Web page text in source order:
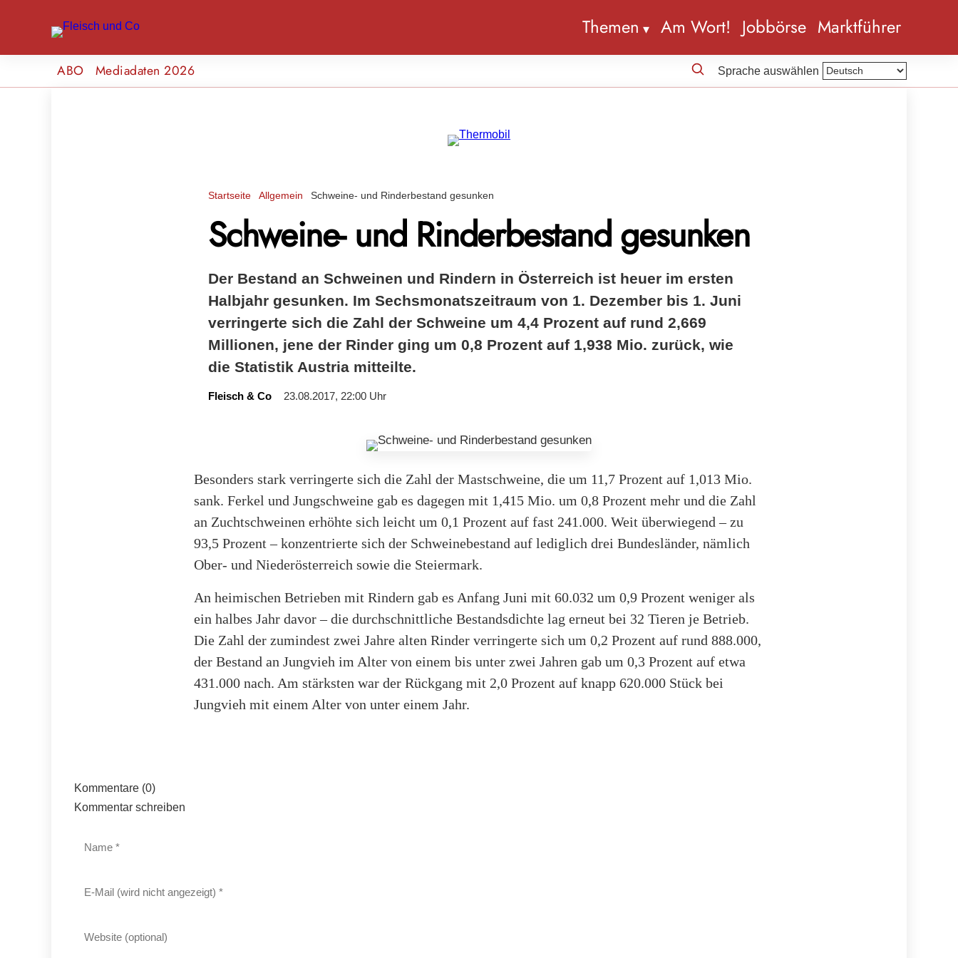
Themen Am Wort! Jobbörse Marktführer
ABO Mediadaten 2026 Sprache auswählen
Startseite Allgemein Schweine- und Rinderbestand gesunken
Schweine- und Rinderbestand gesunken
Der Bestand an Schweinen und Rindern in Österreich ist heuer im ersten
Halbjahr gesunken. Im Sechsmonatszeitraum von 1. Dezember bis 1. Juni
verringerte sich die Zahl der Schweine um 4,4 Prozent auf rund 2,669
Millionen, jene der Rinder ging um 0,8 Prozent auf 1,938 Mio. zurück, wie
die Statistik Austria mitteilte.
Fleisch & Co 23.08.2017, 22:00 Uhr
Besonders stark verringerte sich die Zahl der Mastschweine, die um 11,7 Prozent auf 1,013 Mio.
sank. Ferkel und Jungschweine gab es dagegen mit 1,415 Mio. um 0,8 Prozent mehr und die Zahl
an Zuchtschweinen erhöhte sich leicht um 0,1 Prozent auf fast 241.000. Weit überwiegend – zu
93,5 Prozent – konzentrierte sich der Schweinebestand auf lediglich drei Bundesländer, nämlich
Ober- und Niederösterreich sowie die Steiermark.
An heimischen Betrieben mit Rindern gab es Anfang Juni mit 60.032 um 0,9 Prozent weniger als
ein halbes Jahr davor – die durchschnittliche Bestandsdichte lag erneut bei 32 Tieren je Betrieb.
Die Zahl der zumindest zwei Jahre alten Rinder verringerte sich um 0,2 Prozent auf rund 888.000,
der Bestand an Jungvieh im Alter von einem bis unter zwei Jahren gab um 0,3 Prozent auf etwa
431.000 nach. Am stärksten war der Rückgang mit 2,0 Prozent auf knapp 620.000 Stück bei
Jungvieh mit einem Alter von unter einem Jahr.
Kommentare (0)
Kommentar schreiben